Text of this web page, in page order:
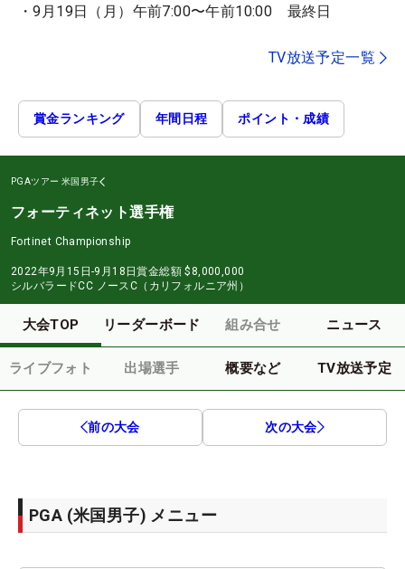
・9月19日（月）午前7:00〜午前10:00 最終日
TV放送予定一覧
賞金ランキング 年間日程 ポイント・成績
PGAツアー 米国男子
フォーティネット選手権
Fortinet Championship
2022年9月15日-9月18日賞金総額 $8,000,000
シルバラードCC ノースC（カリフォルニア州）
大会TOP リーダーボード 組み合せ ニュース
ライブフォト 出場選手 概要など TV放送予定
前の大会 次の大会
PGA (米国男子) メニュー